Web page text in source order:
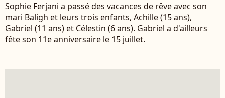
Sophie Ferjani a passé des vacances de rêve avec son
mari Baligh et leurs trois enfants, Achille (15 ans),
Gabriel (11 ans) et Célestin (6 ans). Gabriel a d'ailleurs
fête son 11e anniversaire le 15 juillet.